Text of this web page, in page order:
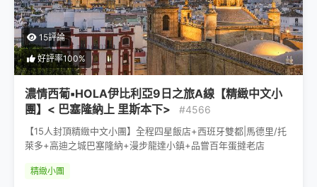
15評論
好評率100%
濃情西葡▪HOLA伊比利亞9日之旅A線【精緻中文小
團】< 巴塞隆納上 里斯本下>
#4566
【15人封頂精緻中文小團】全程四星飯店+西班牙雙都|馬德里/托
萊多+高迪之城巴塞隆納+漫步龍達小鎮+品嘗百年蛋撻老店
精緻小團